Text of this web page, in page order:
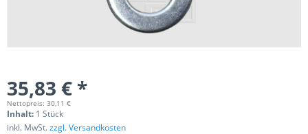
35,83 € *
Nettopreis: 30,11 €
Inhalt: 1 Stück
inkl. MwSt.zzgl. Versandkosten